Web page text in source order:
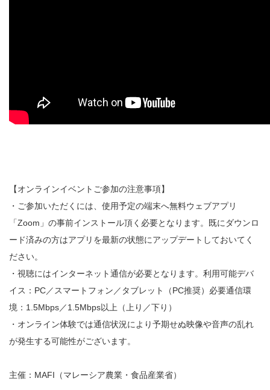
【オンラインイベントご参加の注意事項】
・ご参加いただくには、使用予定の端末へ無料ウェブアプリ
「Zoom」の事前インストール頂く必要となります。既にダウンロ
ード済みの方はアプリを最新の状態にアップデートしておいてく
ださい。
・視聴にはインターネット通信が必要となります。利用可能デバ
イス：PC／スマートフォン／タブレット（PC推奨）必要通信環
境：1.5Mbps／1.5Mbps以上（上り／下り）
・オンライン体験では通信状況により予期せぬ映像や音声の乱れ
が発生する可能性がございます。
主催：MAFI（マレーシア農業・食品産業省）